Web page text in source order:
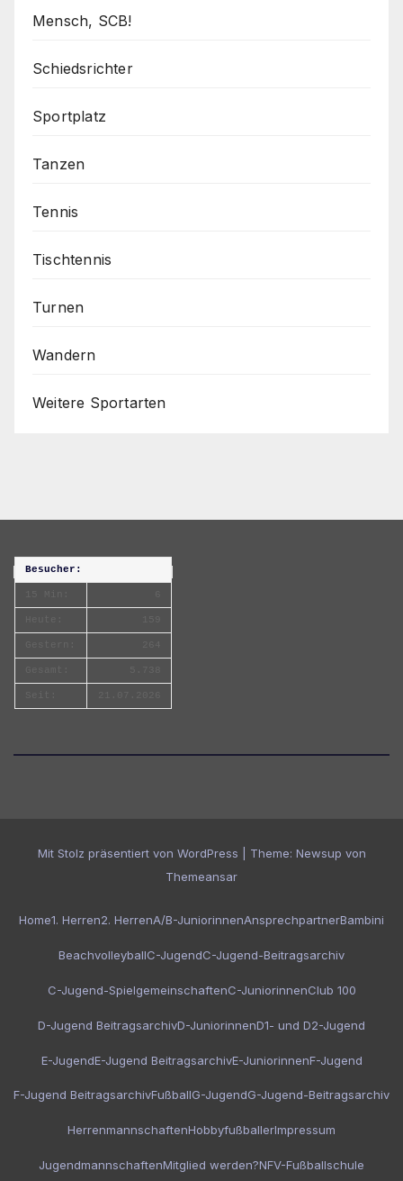
Mensch, SCB!
Schiedsrichter
Sportplatz
Tanzen
Tennis
Tischtennis
Turnen
Wandern
Weitere Sportarten
Besucher:
Mit Stolz präsentiert von WordPress Theme: Newsup von
Themeansar
Home1. Herren2. HerrenA/B-JuniorinnenAnsprechpartnerBambini
BeachvolleyballC-JugendC-Jugend-Beitragsarchiv
C-Jugend-SpielgemeinschaftenC-JuniorinnenClub 100
D-Jugend BeitragsarchivD-JuniorinnenD1- und D2-Jugend
E-JugendE-Jugend BeitragsarchivE-JuniorinnenF-Jugend
F-Jugend BeitragsarchivFußballG-JugendG-Jugend-Beitragsarchiv
HerrenmannschaftenHobbyfußballerImpressum
JugendmannschaftenMitglied werden?NFV-Fußballschule